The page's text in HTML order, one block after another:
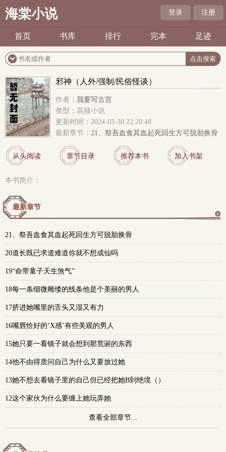
海棠小说 登录 注册
首页 书库 排行 完本 足迹
邪神（人外/强制/民俗怪谈）
作者： 我要写古言
类型：高辣小说
更新时间：2024-03-30 22:20:48
最新章节： 21、祭吾血食其血起死回生方可脱胎换骨
从头阅读 章节目录 推荐本书 加入书架
本书简介：
最新章节
21、祭吾血食其血起死回生方可脱胎换骨
20道长既已求道难道你就不想成仙吗
19“命带童子天生煞气”
18每一条细微雕缕的线条他是个美丽的男人
17挤进她嘴里的舌头又湿又有力
16嘴唇恰好的‘X感’有些美观的男人
15她只要一看镜子就会想到那荒诞的东西
14他不由得质问自己为什么又要放过她
13她不想去看镜子里的自己但已经把她B到绝境（）
12这个家伙为什么要缠上她玩弄她
查看全部章节...